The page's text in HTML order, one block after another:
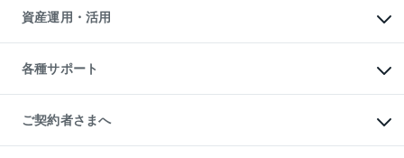
ビル購入（ビル一棟）
投資用不動産の売却査定
事業用不動産の売却査定
不動産相場・不動産価格情報
不動産コラム・ニュース
不動産用語集
不動産なんでもネット相談室
住まいの税金
一棟リノベーションマンション
L`GENTE（ルジェンテ）
区分リノベーションマンション
投資用一棟レジデンスWELL
不動産小口投資
LEGACIA（レガシア）
資産運用・活用
不動産M&A
アセットマネジメント・出資
各種サポート
相続サポート
リフォームサポート
ご契約者さまへ